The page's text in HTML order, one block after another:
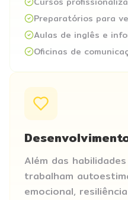
Preparatórios para
Aulas de inglês e
Oficinas de
Além das
trabalham
emocional,